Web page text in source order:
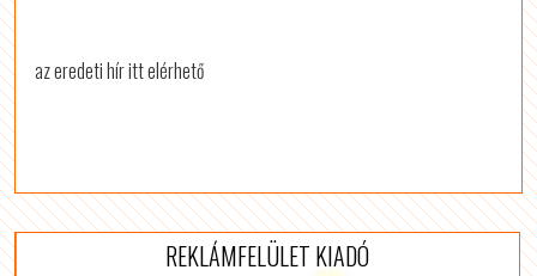
az eredeti hír itt elérhető
REKLÁMFELÜLET KIADÓ